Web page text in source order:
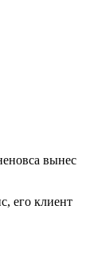
вынес
его клиент